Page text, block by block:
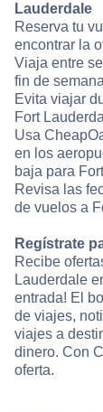
Lauderdale
Reserva tu
encontrar la
Viaja entre
fin de
Evita viajar
Fort
Usa
en los
baja para
Revisa las
de vuelos a
Regístrate
Recibe
Lauderdale
entrada! El
de viajes,
viajes a
dinero. Con
oferta.